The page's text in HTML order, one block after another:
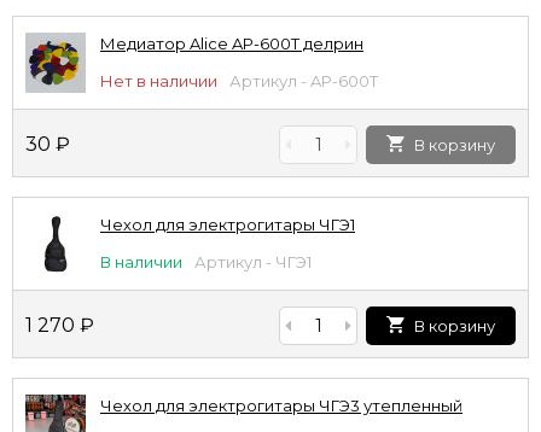
Медиатор Alice AP-600T делрин
Нет в наличии
Артикул - AP-600T
30 ₽ В корзину
Чехол для электрогитары ЧГЭ1
В наличии
Артикул - ЧГЭ1
1 270 ₽ В корзину
Чехол для электрогитары ЧГЭ3 утепленный